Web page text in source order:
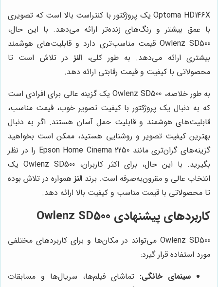
Optoma HD146X یک پروژکتور با کنتراست بالا است که تصویری
با عمق بیشتر و رنگ‌های زنده‌تر ارائه می‌دهد. با این حال،
Owlenz SD500 قیمت مناسب‌تری دارد و قابلیت‌های هوشمند
بیشتری ارائه می‌دهد. به طور کلی، النزدر تلاش است تا
محصولاتی با کیفیت و قیمت رقابتی ارائه دهد.
به طور خلاصه، Owlenz SD500 یک گزینه عالی برای افرادی است
که به دنبال یک پروژکتور با کیفیت تصویر خوب، قیمت مناسب،
قابلیت‌های هوشمند و قابلیت حمل آسان هستند. اگر به دنبال
بهترین کیفیت تصویر و روشنایی هستید، ممکن است بخواهید
گزینه‌های گران‌تری مانند Epson Home Cinema 2250 را در نظر
بگیرید. با این حال، برای اکثر کاربران، Owlenz SD500 یک
انتخاب عالی و مقرون‌به‌صرفه است. برند النز همواره در تلاش بوده
تا محصولاتی با قیمت مناسب و کیفیت بالا ارائه دهد.
کاربردهای پیشنهادی Owlenz SD500
Owlenz SD500 می‌تواند در مکان‌ها و برای کاربردهای مختلفی
مورد استفاده قرار گیرد:
سینمای خانگی: تماشای فیلم‌ها، سریال‌ها و مسابقات